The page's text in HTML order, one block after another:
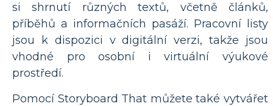
si shrnutí různých textů, včetně článků,
příběhů a informačních pasáží. Pracovní listy
jsou k dispozici v digitální verzi, takže jsou
vhodné pro osobní i virtuální výukové
prostředí.
Pomocí Storyboard That můžete také vytvářet